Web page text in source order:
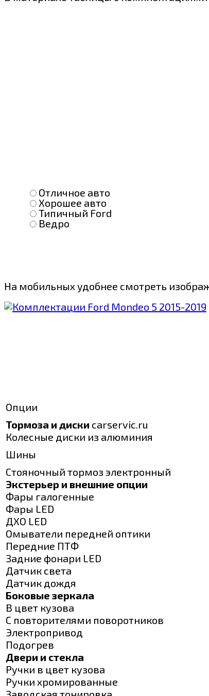
Отличное авто
Хорошее авто
Типичный Ford
Ведро
На мобильных удобнее смотреть
Опции
Тормоза и диски carservic.ru
Колесные диски из алюминия
Шины
Стояночный тормоз электронный
Экстерьер и внешние опции
Фары галогенные
Фары LED
ДХО LED
Омыватели передней оптики
Передние ПТФ
Задние фонари LED
Датчик света
Датчик дождя
Боковые зеркала
В цвет кузова
С повторителями поворотников
Электропривод
Подогрев
Двери и стекла
Ручки в цвет кузова
Ручки хромированные